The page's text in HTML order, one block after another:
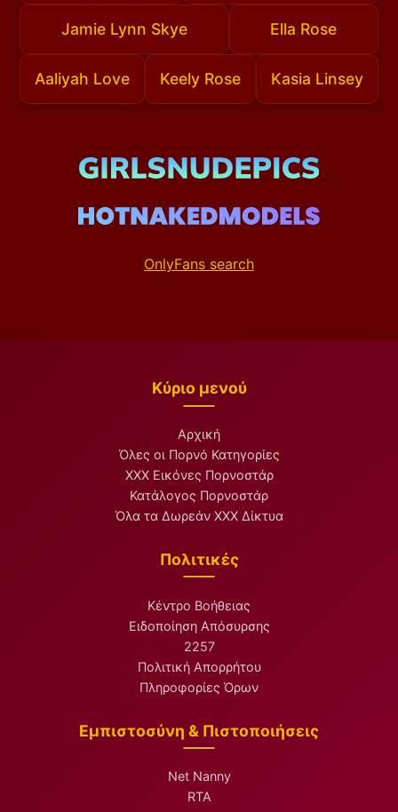
Jamie Lynn Skye Ella Rose
Aaliyah Love Keely Rose Kasia Linsey
OnlyFans search
Κύριο μενού
Αρχική
Όλες οι Πορνό Κατηγορίες
XXX Εικόνες Πορνοστάρ
Κατάλογος Πορνοστάρ
Όλα τα Δωρεάν XXX Δίκτυα
Πολιτικές
Κέντρο Βοήθειας
Ειδοποίηση Απόσυρσης
2257
Πολιτική Απορρήτου
Πληροφορίες Όρων
Εμπιστοσύνη & Πιστοποιήσεις
Net Nanny
RTA